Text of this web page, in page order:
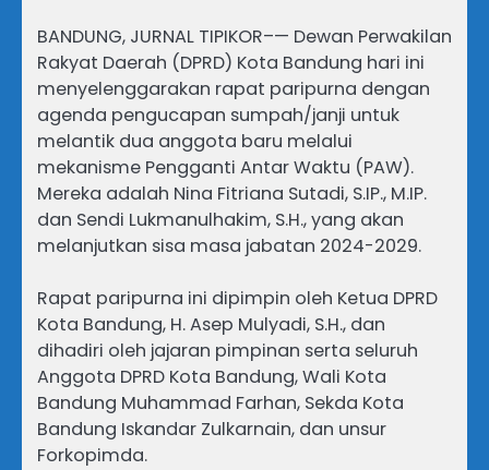
BANDUNG, JURNAL TIPIKOR–— Dewan Perwakilan
Rakyat Daerah (DPRD) Kota Bandung hari ini
menyelenggarakan rapat paripurna dengan
agenda pengucapan sumpah/janji untuk
melantik dua anggota baru melalui
mekanisme Pengganti Antar Waktu (PAW).
Mereka adalah Nina Fitriana Sutadi, S.IP., M.IP.
dan Sendi Lukmanulhakim, S.H., yang akan
melanjutkan sisa masa jabatan 2024-2029.
Rapat paripurna ini dipimpin oleh Ketua DPRD
Kota Bandung, H. Asep Mulyadi, S.H., dan
dihadiri oleh jajaran pimpinan serta seluruh
Anggota DPRD Kota Bandung, Wali Kota
Bandung Muhammad Farhan, Sekda Kota
Bandung Iskandar Zulkarnain, dan unsur
Forkopimda.